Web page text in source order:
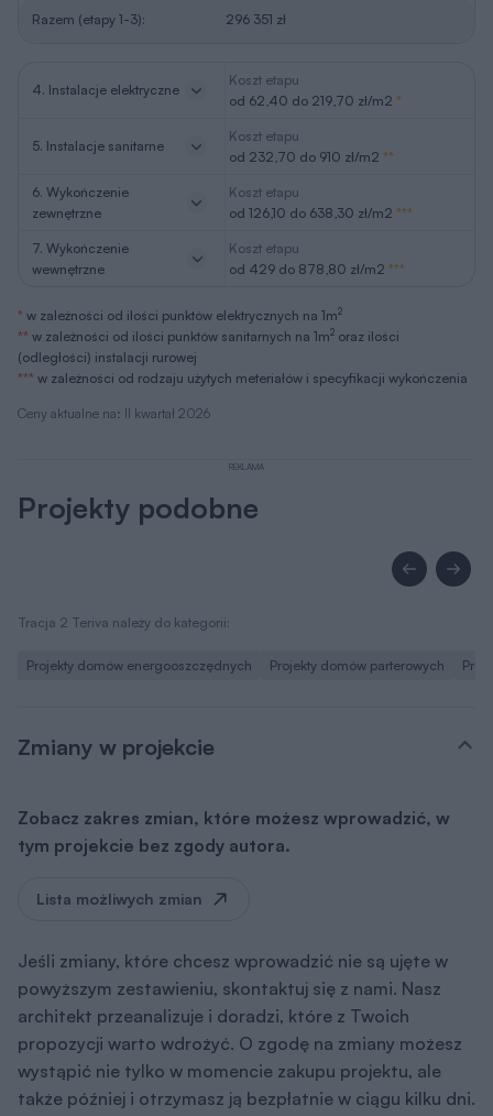
Ceny aktualne na: II kwartał 2026
Razem (etapy 1-3): 296 351 zł
4. Instalacje elektryczne
Koszt etapu
od 62,40 do 219,70 zł/m2 *
5. Instalacje sanitarne
Koszt etapu
od 232,70 do 910 zł/m2 **
6. Wykończenie
zewnętrzne
Koszt etapu
od 126,10 do 638,30 zł/m2 ***
7. Wykończenie
wewnętrzne
Koszt etapu
od 429 do 878,80 zł/m2 ***
* w zależności od ilości punktów elektrycznych na 1m2
** w zależności od ilości punktów sanitarnych na 1m2 oraz ilości
(odległości) instalacji rurowej
*** w zależności od rodzaju użytych meteriałów i specyfikacji wykończenia
REKLAMA
Projekty podobne
Tracja 2 Teriva należy do kategorii:
Projekty domów energooszczędnych Projekty domów parterowych
Zmiany w projekcie
Zobacz zakres zmian, które możesz wprowadzić, w
tym projekcie bez zgody autora.
Lista możliwych zmian
Jeśli zmiany, które chcesz wprowadzić nie są ujęte w
powyższym zestawieniu, skontaktuj się z nami. Nasz
architekt przeanalizuje i doradzi, które z Twoich
propozycji warto wdrożyć. O zgodę na zmiany możesz
wystąpić nie tylko w momencie zakupu projektu, ale
także później i otrzymasz ją bezpłatnie w ciągu kilku dni.